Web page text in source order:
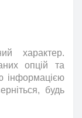
характер.
опцій та
інформацією
, будь